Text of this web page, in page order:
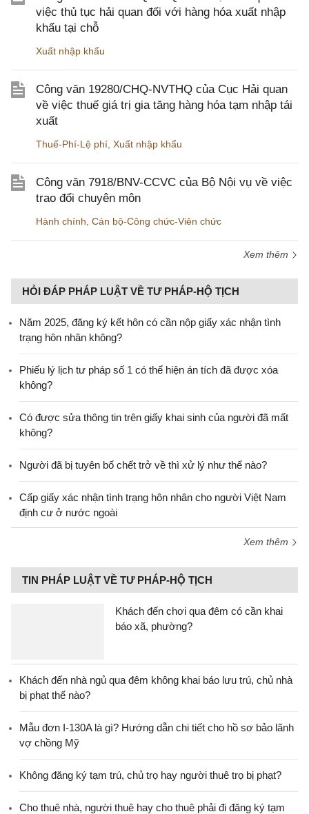
việc thủ tục hải quan đối với hàng hóa xuất nhập
khẩu tại chỗ
Xuất nhập khẩu
Công văn 19280/CHQ-NVTHQ của Cục Hải quan
về việc thuế giá trị gia tăng hàng hóa tạm nhập tái
xuất
Thuế-Phí-Lệ phí Xuất nhập khẩu
Công văn 7918/BNV-CCVC của Bộ Nội vụ về việc
trao đổi chuyên môn
Hành chính Cán bộ-Công chức-Viên chức
Xem thêm
HỎI ĐÁP PHÁP LUẬT VỀ TƯ PHÁP-HỘ TỊCH
Năm 2025, đăng ký kết hôn có cần nộp giấy xác nhận tình
trạng hôn nhân không?
Phiếu lý lịch tư pháp số 1 có thể hiện án tích đã được xóa
không?
Có được sửa thông tin trên giấy khai sinh của người đã mất
không?
Người đã bị tuyên bố chết trở về thì xử lý như thế nào?
Cấp giấy xác nhận tình trạng hôn nhân cho người Việt Nam
định cư ở nước ngoài
Xem thêm
TIN PHÁP LUẬT VỀ TƯ PHÁP-HỘ TỊCH
Khách đến chơi qua đêm có cần khai
báo xã, phường?
Khách đến nhà ngủ qua đêm không khai báo lưu trú, chủ nhà
bị phạt thế nào?
Mẫu đơn I-130A là gì? Hướng dẫn chi tiết cho hồ sơ bảo lãnh
vợ chồng Mỹ
Không đăng ký tạm trú, chủ trọ hay người thuê trọ bị phạt?
Cho thuê nhà, người thuê hay cho thuê phải đi đăng ký tạm